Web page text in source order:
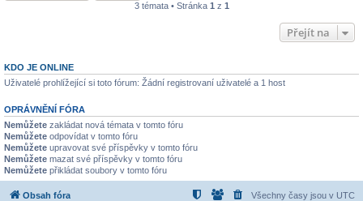
3 témata • Stránka 1 z 1
Přejít na
KDO JE ONLINE
Uživatelé prohlížející si toto fórum: Žádní registrovaní uživatelé a 1 host
OPRÁVNĚNÍ FÓRA
Nemůžete zakládat nová témata v tomto fóru
Nemůžete odpovídat v tomto fóru
Nemůžete upravovat své příspěvky v tomto fóru
Nemůžete mazat své příspěvky v tomto fóru
Nemůžete přikládat soubory v tomto fóru
Obsah fóra Všechny časy jsou v UTC